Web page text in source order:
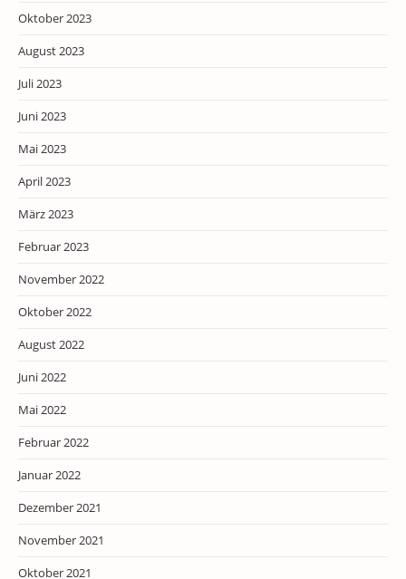
Oktober 2023
August 2023
Juli 2023
Juni 2023
Mai 2023
April 2023
März 2023
Februar 2023
November 2022
Oktober 2022
August 2022
Juni 2022
Mai 2022
Februar 2022
Januar 2022
Dezember 2021
November 2021
Oktober 2021